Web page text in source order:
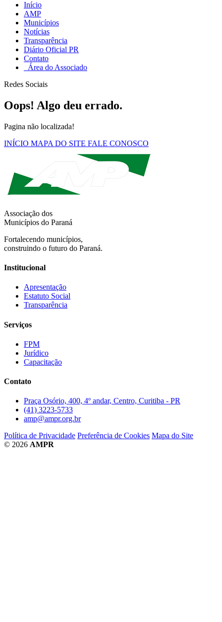
Início
AMP
Municípios
Notícias
Transparência
Diário Oficial PR
Contato
Área do Associado
Redes Sociais
Oops! Algo deu errado.
Pagina não localizada!
INÍCIO MAPA DO SITE FALE CONOSCO
Associação dos
Municípios do Paraná
Fortalecendo municípios,
construindo o futuro do Paraná.
Institucional
Apresentação
Estatuto Social
Transparência
Serviços
FPM
Jurídico
Capacitação
Contato
Praça Osório, 400, 4º andar, Centro, Curitiba - PR
(41) 3223-5733
amp@ampr.org.br
Política de Privacidade Preferência de Cookies Mapa do Site
© 2026 AMPR